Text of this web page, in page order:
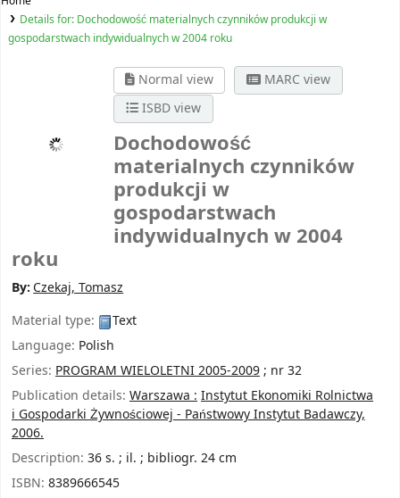
Details for: Dochodowość materialnych czynników produkcji w
gospodarstwach indywidualnych w 2004 roku
Normal view
MARC view
ISBD view
Dochodowość
materialnych czynników
produkcji w
gospodarstwach
indywidualnych w 2004
roku
By: Czekaj, Tomasz
Material type:
Text
Language: Polish
Series: PROGRAM WIELOLETNI 2005-2009; nr 32
Publication details: Warszawa :Instytut Ekonomiki Rolnictwa
i Gospodarki Żywnościowej - Państwowy Instytut Badawczy,
2006.
Description: 36 s. ; il. ; bibliogr. 24 cm
ISBN: 8389666545